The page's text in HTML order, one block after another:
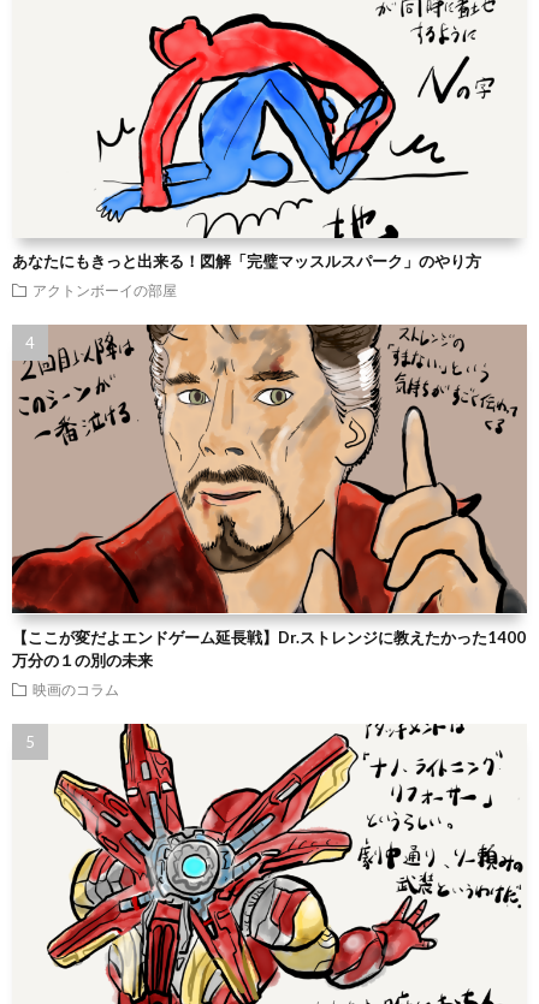
あなたにもきっと出来る！図解「完璧マッスルスパーク」のやり方
アクトンボーイの部屋
【ここが変だよエンドゲーム延長戦】Dr.ストレンジに教えたかった1400
万分の１の別の未来
映画のコラム